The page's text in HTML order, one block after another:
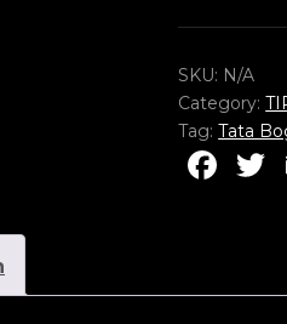
SKU: N/A
Category:
Tag:Tata
F